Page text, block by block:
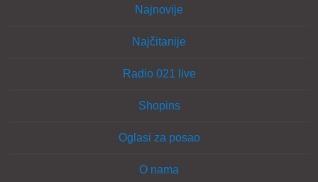
Najnovije
Najčitanije
Radio 021 live
Shopins
Oglasi za posao
O nama